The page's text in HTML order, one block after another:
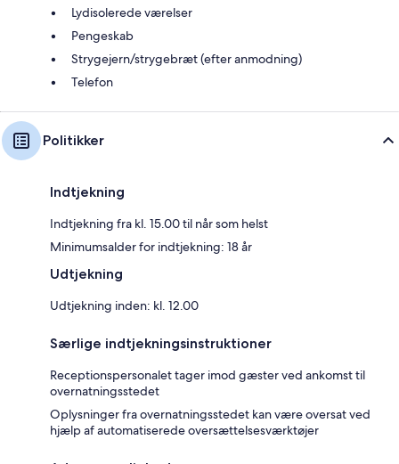
Lydisolerede værelser
Pengeskab
Strygejern/strygebræt (efter anmodning)
Telefon
Politikker
Indtjekning
Indtjekning fra kl. 15.00 til når som helst
Minimumsalder for indtjekning: 18 år
Udtjekning
Udtjekning inden: kl. 12.00
Særlige indtjekningsinstruktioner
Receptionspersonalet tager imod gæster ved ankomst til
overnatningsstedet
Oplysninger fra overnatningsstedet kan være oversat ved
hjælp af automatiserede oversættelsesværktøjer